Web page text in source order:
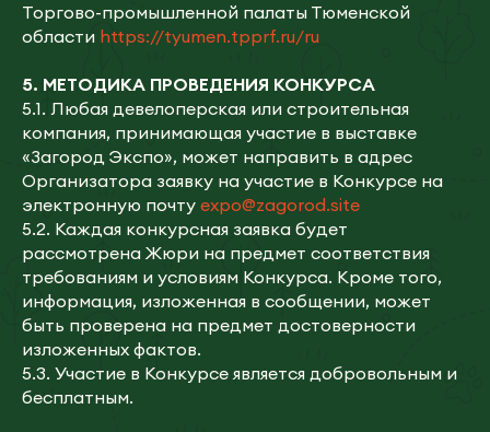
Торгово-промышленной палаты Тюменской
области https://tyumen.tpprf.ru/ru
5. МЕТОДИКА ПРОВЕДЕНИЯ КОНКУРСА
5.1. Любая девелоперская или строительная
компания, принимающая участие в выставке
«Загород Экспо», может направить в адрес
Организатора заявку на участие в Конкурсе на
электронную почту expo@zagorod.site
5.2. Каждая конкурсная заявка будет
рассмотрена Жюри на предмет соответствия
требованиям и условиям Конкурса. Кроме того,
информация, изложенная в сообщении, может
быть проверена на предмет достоверности
изложенных фактов.
5.3. Участие в Конкурсе является добровольным и
бесплатным.